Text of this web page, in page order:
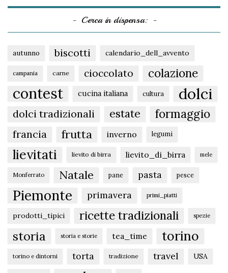
Cerca in dispensa:
autunno biscotti calendario_dell_avvento
campania carne cioccolato colazione
contest cucina italiana cultura dolci
dolci tradizionali estate formaggio
francia frutta inverno legumi
lievitati lievito di birra lievito_di_birra mele
Monferrato Natale pane pasta pesce
Piemonte primavera primi_piatti
prodotti_tipici ricette tradizionali spezie
storia storia e storie tea_time torino
torino e dintorni torta tradizione travel USA